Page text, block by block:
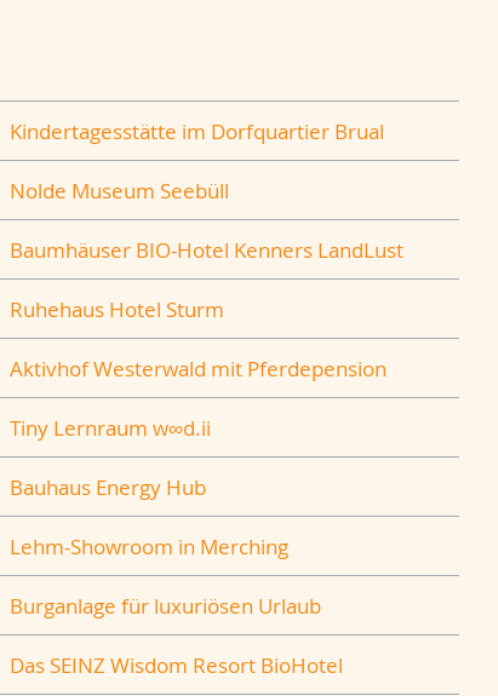
Kindertagesstätte im Dorfquartier Brual
Nolde Museum Seebüll
Baumhäuser BIO-Hotel Kenners LandLust
Ruhehaus Hotel Sturm
Aktivhof Westerwald mit Pferdepension
Tiny Lernraum w∞d.ii
Bauhaus Energy Hub
Lehm-Showroom in Merching
Burganlage für luxuriösen Urlaub
Das SEINZ Wisdom Resort BioHotel